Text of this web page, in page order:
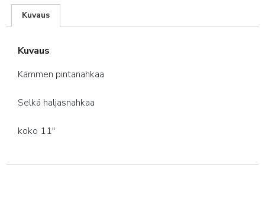
Kuvaus
Kuvaus
Kämmen pintanahkaa
Selkä haljasnahkaa
koko 11″